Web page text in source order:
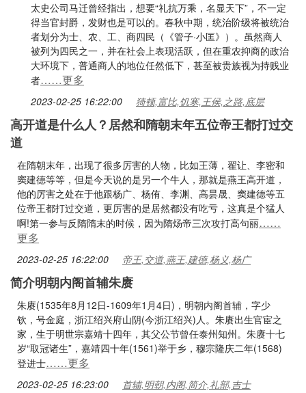
太史公司马迁曾经指出，想要“礼抗万乘，名显天下”，不一定
得当官封爵，发财也是可以的。春秋中期，统治阶级将被统治
者划分为士、农、工、商四民（《管子·小匡》）。虽然商人
被列为四民之一，并在社会上表现活跃，但在重农抑商的政治
大环境下，普通商人的地位任然低下，甚至被贵族视为持贱业
者……更多
2023-02-25 16:22:00 猗顿,富比,饥寒,王侯,之路,底层
高开道是什么人？居然和隋朝末年五位帝王都打过交
道
在隋朝末年，出现了很多厉害的人物，比如王薄，翟让、李密和
窦建德等等，但是今天说的是另一个牛人，那就是燕王高开道，
他的厉害之处在于他跟杨广、杨侑、李渊、高昙晟、窦建德等五
位帝王都打过交道，更厉害的是居然都没有吃亏，这真是个猛人
啊!第一参与反隋隋末的时候，因为隋炀帝三次攻打高句丽……
更多
2023-02-25 16:22:00 帝王,交道,燕王,建德,杨义,杨广
简介明朝内阁首辅朱赓
朱赓(1535年8月12日-1609年1月4日)，明朝内阁首辅，字少
钦，号金庭，浙江绍兴府山阴(今浙江绍兴)人。朱赓出生官宦之
家，生于明世宗嘉靖十四年，其父公节曾任泰州知州。朱赓十七
岁“取冠诸生”，嘉靖四十年(1561)举于乡，穆宗隆庆二年(1568)
登进士……更多
2023-02-25 16:23:00 首辅,明朝,内阁,简介,礼部,吉士